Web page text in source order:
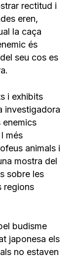
rectitud i
eren,
la caça
és
seu cos es
i exhibits
investigadora
enemics
més
animals i
mostra del
sobre les
regions
budisme
japonesa els
no estaven